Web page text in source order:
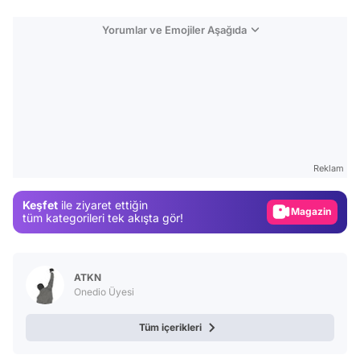
Yorumlar ve Emojiler Aşağıda
Reklam
Keşfet ile ziyaret ettiğin
tüm kategorileri tek akışta gör!
Magazin
ATKN
Onedio Üyesi
Tüm içerikleri